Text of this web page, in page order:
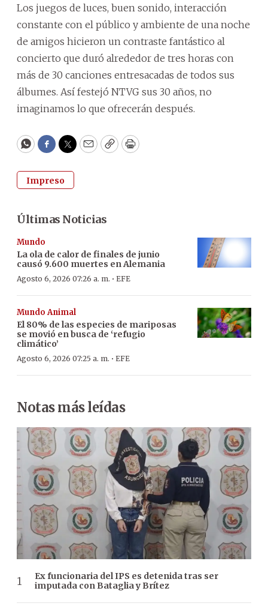
Los juegos de luces, buen sonido, interacción
constante con el público y ambiente de una noche
de amigos hicieron un contraste fantástico al
concierto que duró alrededor de tres horas con
más de 30 canciones entresacadas de todos sus
álbumes. Así festejó NTVG sus 30 años, no
imaginamos lo que ofrecerán después.
WhatsApp
Facebook
Twitter
EmailCopyPrint
Impreso
Últimas Noticias
Mundo
La ola de calor de finales de junio
causó 9.600 muertes en Alemania
Agosto 6, 2026 07:26 a. m. · EFE
Mundo Animal
El 80% de las especies de mariposas
se movió en busca de ‘refugio
climático’
Agosto 6, 2026 07:25 a. m. · EFE
Notas más leídas
Ex funcionaria del IPS es detenida tras ser
imputada con Bataglia y Brítez